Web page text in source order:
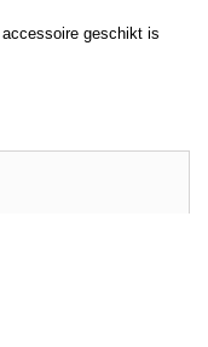
geschikt is